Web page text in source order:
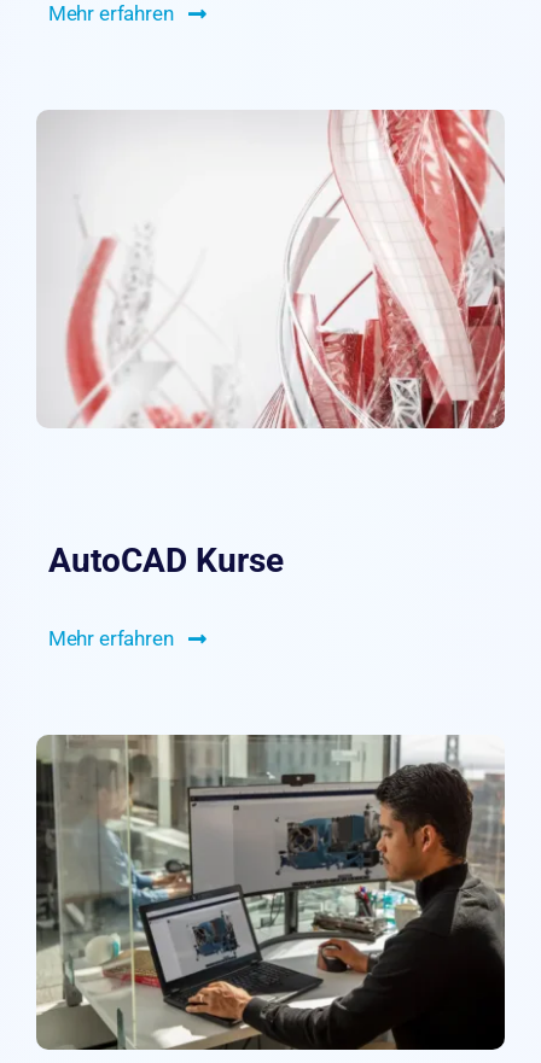
Mehr erfahren
AutoCAD Kurse
Mehr erfahren